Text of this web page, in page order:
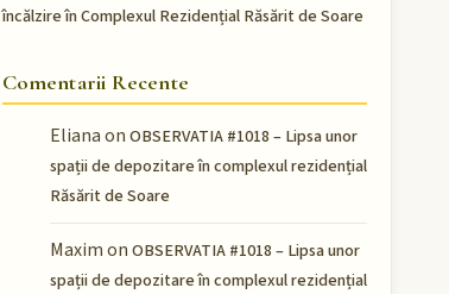
încălzire în Complexul Rezidențial Răsărit de Soare
Comentarii Recente
Elianaon OBSERVATIA #1018 – Lipsa unor
spații de depozitare în complexul rezidențial
Răsărit de Soare
Maximon OBSERVATIA #1018 – Lipsa unor
spații de depozitare în complexul rezidențial